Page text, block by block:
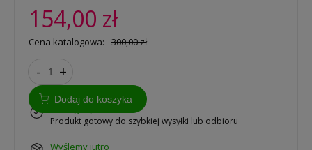
154,00 zł
Cena katalogowa: 300,00 zł
- +
Dodaj do koszyka
w magazynie
Produkt gotowy do szybkiej wysyłki lub odbioru
wyślemy jutro